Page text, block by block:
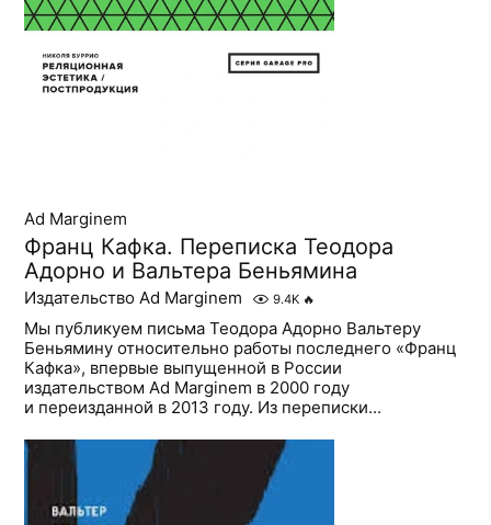
Ad Marginem
Франц Кафка. Переписка Теодора
Адорно и Вальтера Беньямина
Издательство Ad Marginem 9.4K 🔥
Мы публикуем письма Теодора Адорно Вальтеру
Беньямину относительно работы последнего «Франц
Кафка», впервые выпущенной в России
издательством Ad Marginem в 2000 году
и переизданной в 2013 году. Из переписки...